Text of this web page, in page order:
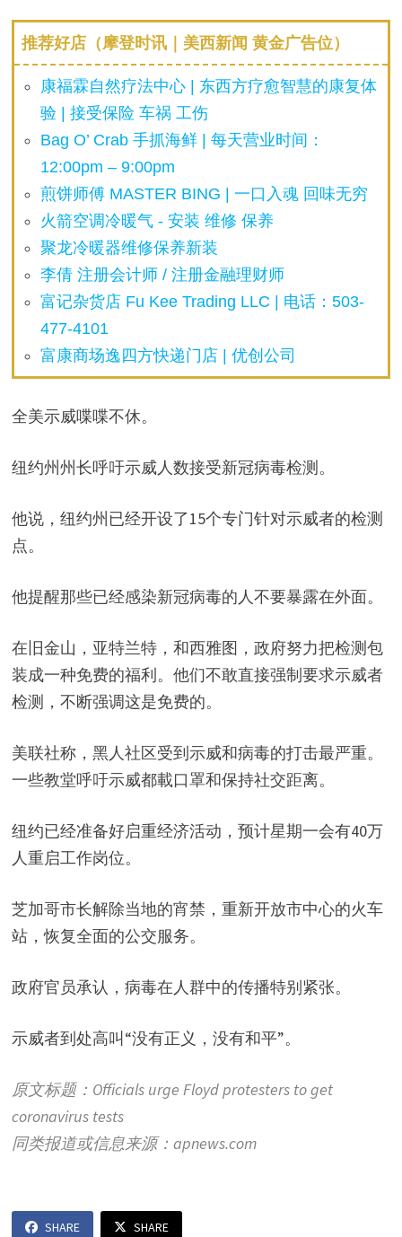
推荐好店（摩登时讯｜美西新闻 黄金广告位）
康福霖自然疗法中心 | 东西方疗愈智慧的康复体
验 | 接受保险 车祸 工伤
Bag O’ Crab 手抓海鲜 | 每天营业时间：
12:00pm – 9:00pm
煎饼师傅 MASTER BING | 一口入魂 回味无穷
火箭空调冷暖气 - 安装 维修 保养
聚龙冷暖器维修保养新装
李倩 注册会计师 / 注册金融理财师
富记杂货店 Fu Kee Trading LLC | 电话：503-
477-4101
富康商场逸四方快递门店 | 优创公司
全美示威喋喋不休。
纽约州州长呼吁示威人数接受新冠病毒检测。
他说，纽约州已经开设了15个专门针对示威者的检测
点。
他提醒那些已经感染新冠病毒的人不要暴露在外面。
在旧金山，亚特兰特，和西雅图，政府努力把检测包
装成一种免费的福利。他们不敢直接强制要求示威者
检测，不断强调这是免费的。
美联社称，黑人社区受到示威和病毒的打击最严重。
一些教堂呼吁示威都載口罩和保持社交距离。
纽约已经准备好启重经济活动，预计星期一会有40万
人重启工作岗位。
芝加哥市长解除当地的宵禁，重新开放市中心的火车
站，恢复全面的公交服务。
政府官员承认，病毒在人群中的传播特别紧张。
示威者到处高叫“没有正义，没有和平”。
原文标题：Officials urge Floyd protesters to get
coronavirus tests
同类报道或信息来源：apnews.com
SHARE SHARE